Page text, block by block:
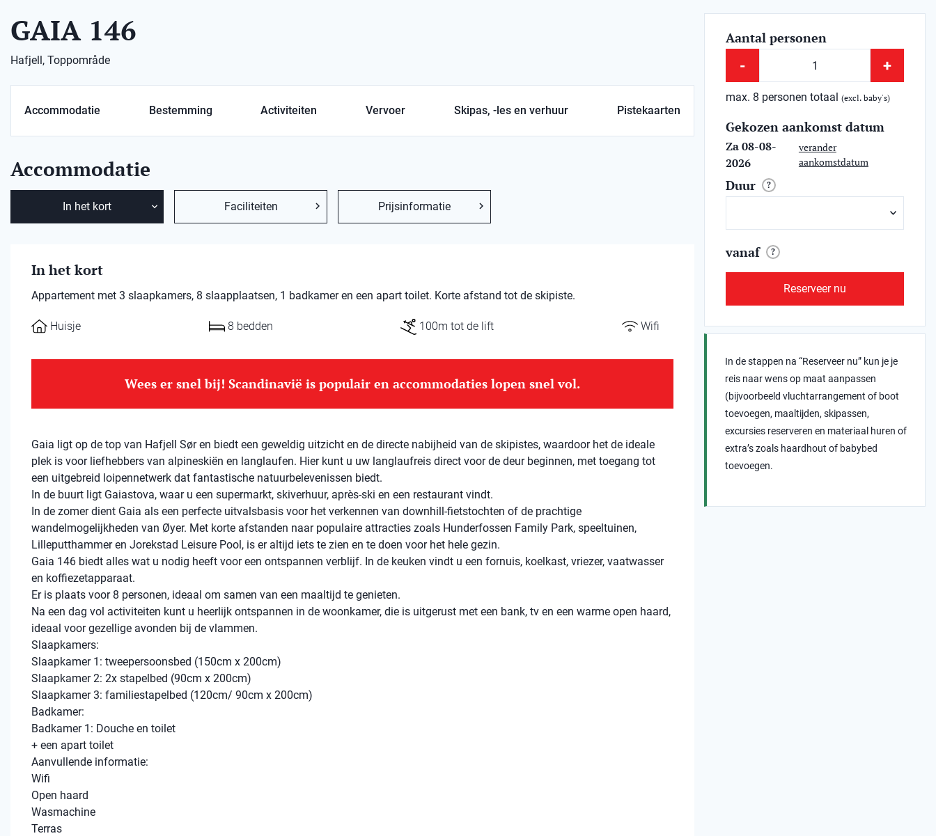
GAIA 146
Hafjell, Toppområde
Accommodatie Bestemming Activiteiten Vervoer Skipas, -les en verhuur Pistekaarten
Accommodatie
In het kort Faciliteiten Prijsinformatie
In het kort
Appartement met 3 slaapkamers, 8 slaapplaatsen, 1 badkamer en een apart toilet. Korte afstand tot de skipiste.
Huisje 8 bedden 100m tot de lift Wifi
Wees er snel bij! Scandinavië is populair en accommodaties lopen snel vol.
Gaia ligt op de top van Hafjell Sør en biedt een geweldig uitzicht en de directe nabijheid van de skipistes, waardoor het de ideale
plek is voor liefhebbers van alpineskiën en langlaufen. Hier kunt u uw langlaufreis direct voor de deur beginnen, met toegang tot
een uitgebreid loipennetwerk dat fantastische natuurbelevenissen biedt.
In de buurt ligt Gaiastova, waar u een supermarkt, skiverhuur, après-ski en een restaurant vindt.
In de zomer dient Gaia als een perfecte uitvalsbasis voor het verkennen van downhill-fietstochten of de prachtige
wandelmogelijkheden van Øyer. Met korte afstanden naar populaire attracties zoals Hunderfossen Family Park, speeltuinen,
Lilleputthammer en Jorekstad Leisure Pool, is er altijd iets te zien en te doen voor het hele gezin.
Gaia 146 biedt alles wat u nodig heeft voor een ontspannen verblijf. In de keuken vindt u een fornuis, koelkast, vriezer, vaatwasser
en koffiezetapparaat.
Er is plaats voor 8 personen, ideaal om samen van een maaltijd te genieten.
Na een dag vol activiteiten kunt u heerlijk ontspannen in de woonkamer, die is uitgerust met een bank, tv en een warme open haard,
ideaal voor gezellige avonden bij de vlammen.
Slaapkamers:
Slaapkamer 1: tweepersoonsbed (150cm x 200cm)
Slaapkamer 2: 2x stapelbed (90cm x 200cm)
Slaapkamer 3: familiestapelbed (120cm/ 90cm x 200cm)
Badkamer:
Badkamer 1: Douche en toilet
+ een apart toilet
Aanvullende informatie:
Wifi
Open haard
Wasmachine
Terras
Aantal personen
- +
max. 8 personen totaal(excl. baby's)
Gekozen aankomst datum
Za 08-08-
2026
verander
aankomstdatum
Duur ?
vanaf ?
Reserveer nu
In de stappen na “Reserveer nu” kun je je
reis naar wens op maat aanpassen
(bijvoorbeeld vluchtarrangement of boot
toevoegen, maaltijden, skipassen,
excursies reserveren en materiaal huren of
extra’s zoals haardhout of babybed
toevoegen.